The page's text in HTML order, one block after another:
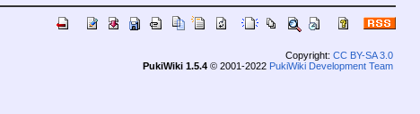
Copyright: CC BY-SA 3.0
PukiWiki 1.5.4© 2001-2022 PukiWiki Development Team